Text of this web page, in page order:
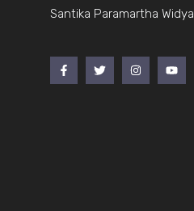
Santika Paramartha Widya